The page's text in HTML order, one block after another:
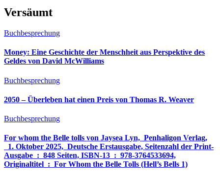
Versäumt
Buchbesprechung
Money: Eine Geschichte der Menschheit aus Perspektive des
Geldes von David McWilliams
Buchbesprechung
2050 – Überleben hat einen Preis von Thomas R. Weaver
Buchbesprechung
For whom the Belle tolls von Jaysea Lyn, ‎ Penhaligon Verlag,
‎ 1. Oktober 2025, ‎ Deutsche Erstausgabe, Seitenzahl der Print-
Ausgabe ‏ : ‎ 848 Seiten, ISBN-13 ‏ : ‎ 978-3764533694,
Originaltitel ‏ : ‎ For Whom the Belle Tolls (Hell’s Bells 1)